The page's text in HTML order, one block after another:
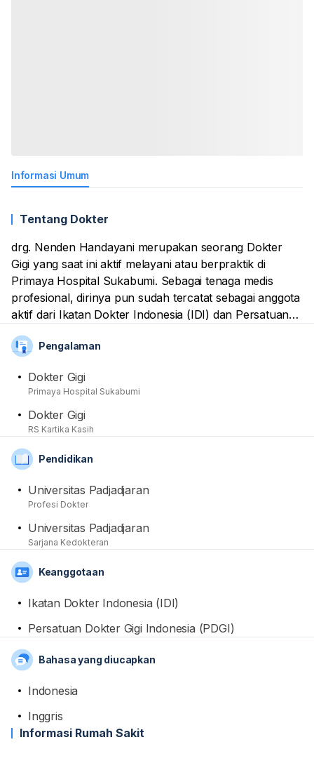
Informasi Umum
Tentang Dokter
drg. Nenden Handayani merupakan seorang Dokter
Gigi yang saat ini aktif melayani atau berpraktik di
Primaya Hospital Sukabumi. Sebagai tenaga medis
profesional, dirinya pun sudah tercatat sebagai anggota
aktif dari Ikatan Dokter Indonesia (IDI) dan Persatuan
Dokter Gigi Indonesia (PDGI). Dirinya dapat membantu
para pasien yang memiliki keluhan kesehatan seputar
tindakan pemeriksaan dan pengobatan yang diperlukan.
Dari sisi akademis, beliau telah menyelesaikan
pendidikan spesialisnya di setelah sebelumnya
menyelesaikan pendidikan medis Sarjana Kedokteran
dan Profesi di Universitas Padjadjaran. drg. Nenden
Handayani juga sudah memliki banyak pengalaman
praktik, tercatat namanya pernah melayani pasien di RS
Kartika Kasih.
Pengalaman
Dokter Gigi
Primaya Hospital Sukabumi
Dokter Gigi
RS Kartika Kasih
Pendidikan
Universitas Padjadjaran
Profesi Dokter
Universitas Padjadjaran
Sarjana Kedokteran
Keanggotaan
Ikatan Dokter Indonesia (IDI)
Persatuan Dokter Gigi Indonesia (PDGI)
Bahasa yang diucapkan
Indonesia
Inggris
Informasi Rumah Sakit